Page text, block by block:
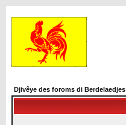
Djivêye des foroms di Berdelaedjes